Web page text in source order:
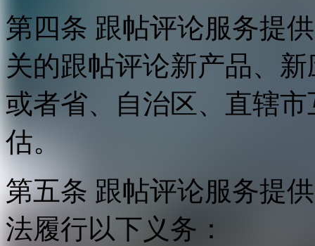
第四条 跟帖评论服务提
关的跟帖评论新产品、
或者省、自治区、直辖
估。
第五条 跟帖评论服务提
法履行以下义务：